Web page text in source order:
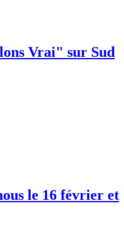
Vrai" sur Sud
le 16 février et